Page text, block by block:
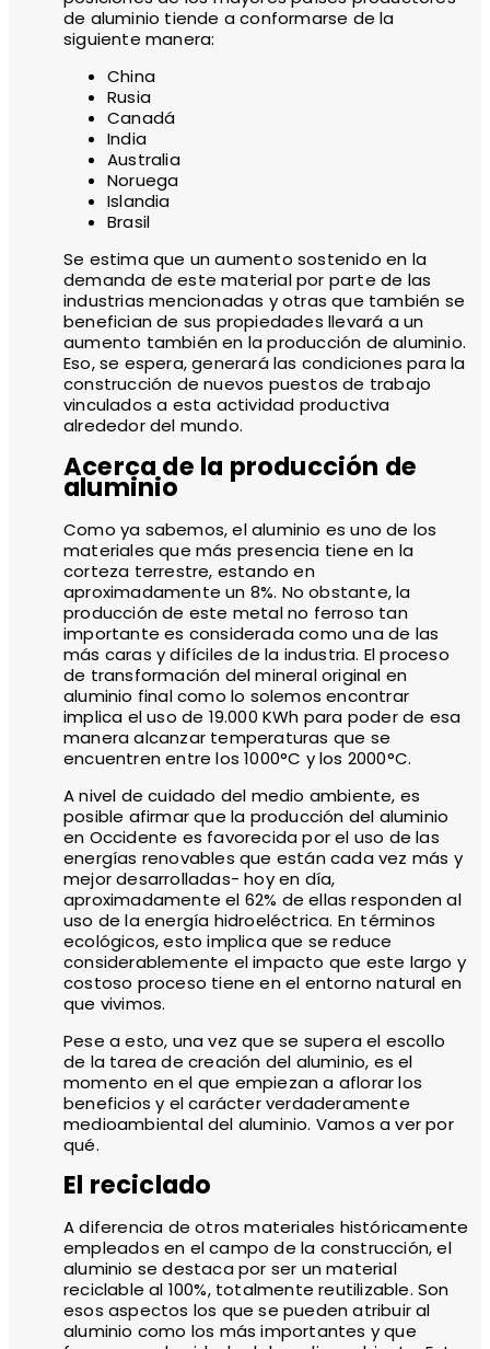
de aluminio tiende a conformarse de la
siguiente manera:
China
Rusia
Canadá
India
Australia
Noruega
Islandia
Brasil
Se estima que un aumento sostenido en la
demanda de este material por parte de las
industrias mencionadas y otras que también se
benefician de sus propiedades llevará a un
aumento también en la producción de aluminio.
Eso, se espera, generará las condiciones para la
construcción de nuevos puestos de trabajo
vinculados a esta actividad productiva
alrededor del mundo.
Acerca de la producción de
aluminio
Como ya sabemos, el aluminio es uno de los
materiales que más presencia tiene en la
corteza terrestre, estando en
aproximadamente un 8%. No obstante, la
producción de este metal no ferroso tan
importante es considerada como una de las
más caras y difíciles de la industria. El proceso
de transformación del mineral original en
aluminio final como lo solemos encontrar
implica el uso de 19.000 KWh para poder de esa
manera alcanzar temperaturas que se
encuentren entre los 1000°C y los 2000°C.
A nivel de cuidado del medio ambiente, es
posible afirmar que la producción del aluminio
en Occidente es favorecida por el uso de las
energías renovables que están cada vez más y
mejor desarrolladas- hoy en día,
aproximadamente el 62% de ellas responden al
uso de la energía hidroeléctrica. En términos
ecológicos, esto implica que se reduce
considerablemente el impacto que este largo y
costoso proceso tiene en el entorno natural en
que vivimos.
Pese a esto, una vez que se supera el escollo
de la tarea de creación del aluminio, es el
momento en el que empiezan a aflorar los
beneficios y el carácter verdaderamente
medioambiental del aluminio. Vamos a ver por
qué.
El reciclado
A diferencia de otros materiales históricamente
empleados en el campo de la construcción, el
aluminio se destaca por ser un material
reciclable al 100%, totalmente reutilizable. Son
esos aspectos los que se pueden atribuir al
aluminio como los más importantes y que